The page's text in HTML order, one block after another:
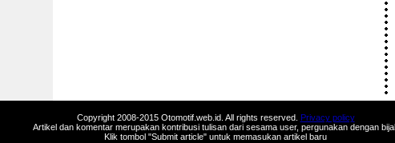
Copyright 2008-2015 Otomotif.web.id. All rights reserved. Privacy policy
Artikel dan komentar merupakan kontribusi tulisan dari sesama user, pergunakan dengan
Klik tombol "Submit article" untuk memasukan artikel baru